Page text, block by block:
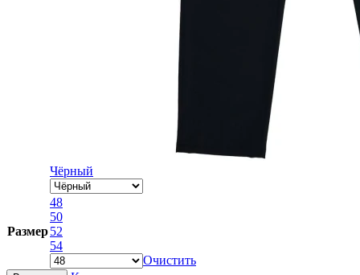
Чёрный
Размер
48
50
52
54
Очистить